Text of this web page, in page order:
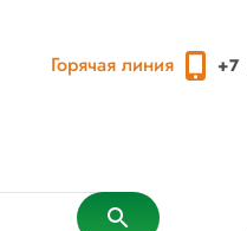
Горячая линия +7